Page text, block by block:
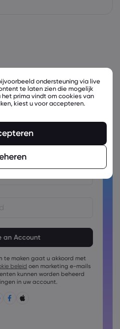
minste 1 hoofdletter bevatten
minste 1 kleine letter bevatten
uit: ~!@#£%^&amp;*()_-
gebruikt zijn
te maken gaat u akkoord met
beleid oen marketing e-mails
kunnen worden beheerd
in uw account.
ondersteuning via live
te laten zien die mogelijk
het prima vindt om cookies van
kiest u voor accepteren.